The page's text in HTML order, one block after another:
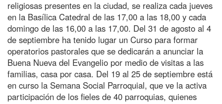
religiosas presentes en la ciudad, se realiza cada jueves
en la Basílica Catedral de las 17,00 a las 18,00 y cada
domingo de las 16,00 a las 17,00. Del 31 de agosto al 4
de septiembre ha tenido lugar un Curso para formar
operatorios pastorales que se dedicarán a anunciar la
Buena Nueva del Evangelio por medio de visitas a las
familias, casa por casa. Del 19 al 25 de septiembre está
en curso la Semana Social Parroquial, que ve la activa
participación de los fieles de 40 parroquias, quienes